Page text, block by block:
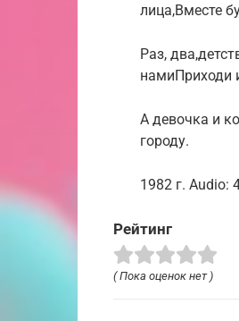
лица,Вместе
Раз,
намиПриходи
А девочка и
городу.
1982 г. Audio:
Рейтинг
( Пока оценок нет )